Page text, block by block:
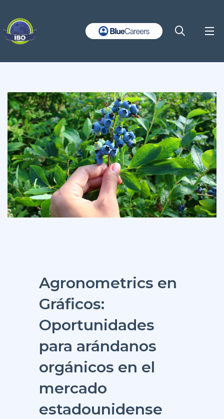
Agronometrics en
Gráficos:
Oportunidades
para arándanos
orgánicos en el
mercado
estadounidense